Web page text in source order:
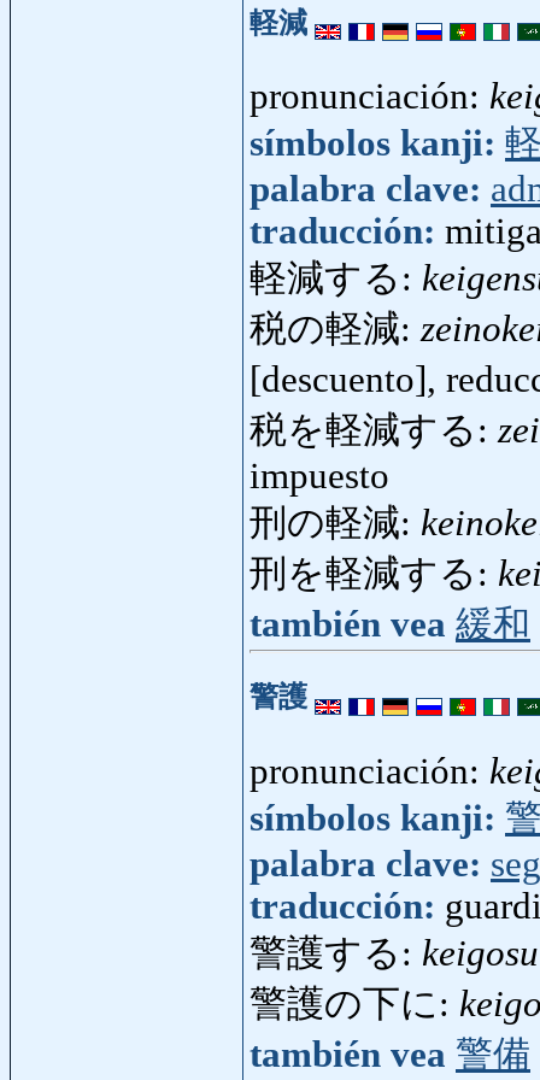
軽減
pronunciación:
símbolos kanji:
palabra clave:
traducción:
軽減する:
税の軽減:
[descuento],
税を軽減する:
impuesto
刑の軽減:
刑を軽減する:
también vea 緩和
警護
pronunciación:
símbolos kanji:
palabra clave:
traducción:
警護する:
警護の下に:
también vea 警備